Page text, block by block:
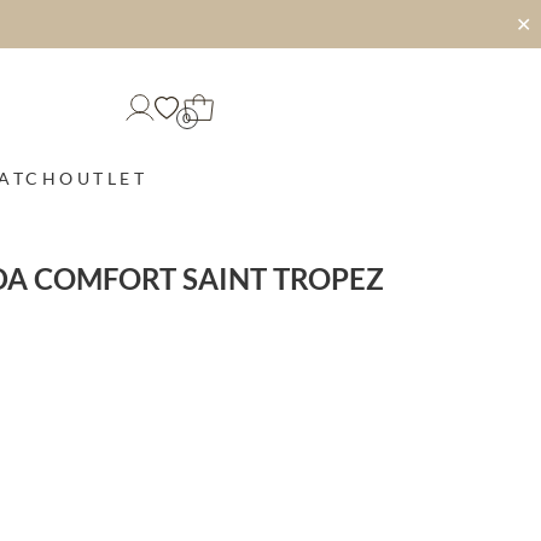
✕
0
OUTLET
COMFORT SAINT TROPEZ